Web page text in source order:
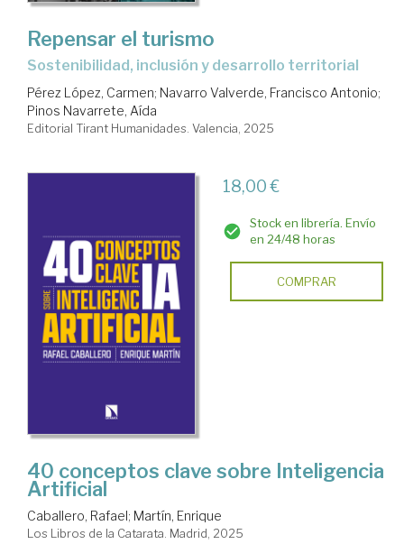
Repensar el turismo
Sostenibilidad, inclusión y desarrollo territorial
Pérez López, Carmen; Navarro Valverde, Francisco Antonio;
Pinos Navarrete, Aída
Editorial Tirant Humanidades. Valencia, 2025
18,00 €
Stock en librería. Envío
en 24/48 horas
COMPRAR
40 conceptos clave sobre Inteligencia
Artificial
Caballero, Rafael; Martín, Enrique
Los Libros de la Catarata. Madrid, 2025